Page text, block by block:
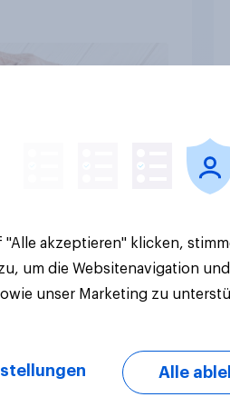
über die
"Alle akzeptieren" klicken,
zu, um die Websitenavigation
unser Marketing zu
Alle